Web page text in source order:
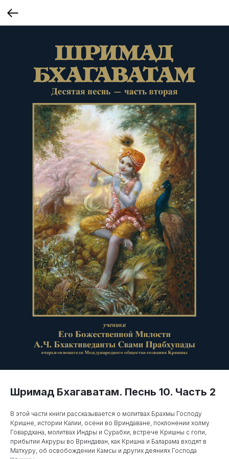
Шримад Бхагаватам. Песнь 10. Часть 2
В этой части книги рассказывается о молитвах Брахмы Господу
Кришне, истории Калии, осени во Вриндаване, поклонении холму
Говардхана, молитвах Индры и Сурабхи, встрече Кришны с гопи,
прибытии Акруры во Вриндаван, как Кришна и Баларама входят в
Матхуру, об освобождении Камсы и других деяниях Господа